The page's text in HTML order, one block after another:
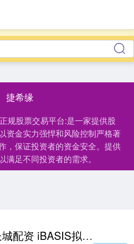
捷希缘
规股票交易平台:是一家提供股
资金实力强悍和风险控制严格著
，保证投资者的资金安全。提供
满足不同投资者的需求。
长城配资 iBASIS拟收购澳大利亚电信集团部分资产